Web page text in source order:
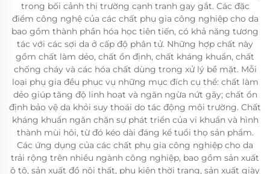
trong bối cảnh thị trường cạnh tranh gay gắt. Các đặc
điểm công nghệ của các chất phụ gia công nghiệp cho da
bao gồm thành phần hóa học tiên tiến, có khả năng tương
tác với các sợi da ở cấp độ phân tử. Những hợp chất này
gồm chất làm dẻo, chất ổn định, chất kháng khuẩn, chất
chống cháy và các hóa chất dùng trong xử lý bề mặt. Mỗi
loại phụ gia đều phục vụ những mục đích cụ thể: chất làm
dẻo giúp tăng độ linh hoạt và ngăn ngừa nứt gãy; chất ổn
định bảo vệ da khỏi suy thoái do tác động môi trường. Chất
kháng khuẩn ngăn chặn sự phát triển của vi khuẩn và hình
thành mùi hôi, từ đó kéo dài đáng kể tuổi thọ sản phẩm.
Các ứng dụng của các chất phụ gia công nghiệp cho da
trải rộng trên nhiều ngành công nghiệp, bao gồm sản xuất
ô tô, sản xuất đồ nội thất, phụ kiện thời trang, sản xuất giày